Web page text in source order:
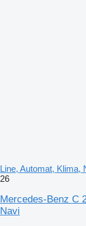
Line, Automat, Klima,
26
Mercedes-Benz C
Navi